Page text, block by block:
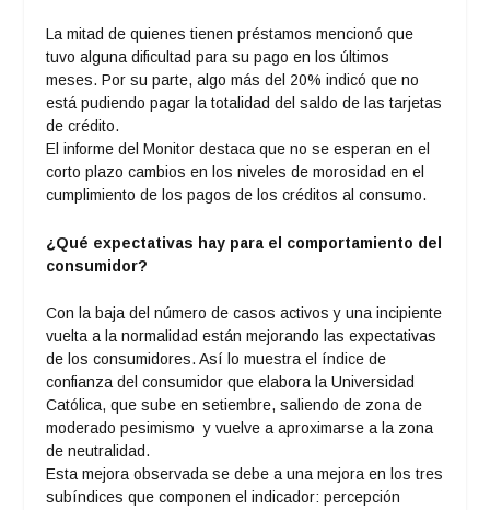
La mitad de quienes tienen préstamos mencionó que
tuvo alguna dificultad para su pago en los últimos
meses. Por su parte, algo más del 20% indicó que no
está pudiendo pagar la totalidad del saldo de las tarjetas
de crédito.
El informe del Monitor destaca que no se esperan en el
corto plazo cambios en los niveles de morosidad en el
cumplimiento de los pagos de los créditos al consumo.
¿Qué expectativas hay para el comportamiento del
consumidor?
Con la baja del número de casos activos y una incipiente
vuelta a la normalidad están mejorando las expectativas
de los consumidores. Así lo muestra el índice de
confianza del consumidor que elabora la Universidad
Católica, que sube en setiembre, saliendo de zona de
moderado pesimismo y vuelve a aproximarse a la zona
de neutralidad.
Esta mejora observada se debe a una mejora en los tres
subíndices que componen el indicador: percepción